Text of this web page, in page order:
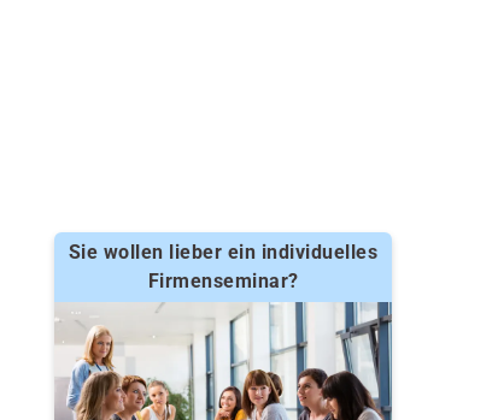
Sie wollen lieber ein individuelles
Firmenseminar?